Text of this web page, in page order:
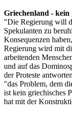
Griechenland - kein
"Die Regierung will
Spekulanten zu
Konsequenzen
Regierung wird mit
arbeitenden
und auf das
der Proteste
"das Problem, dem
ist kein griechisches
hat mit der